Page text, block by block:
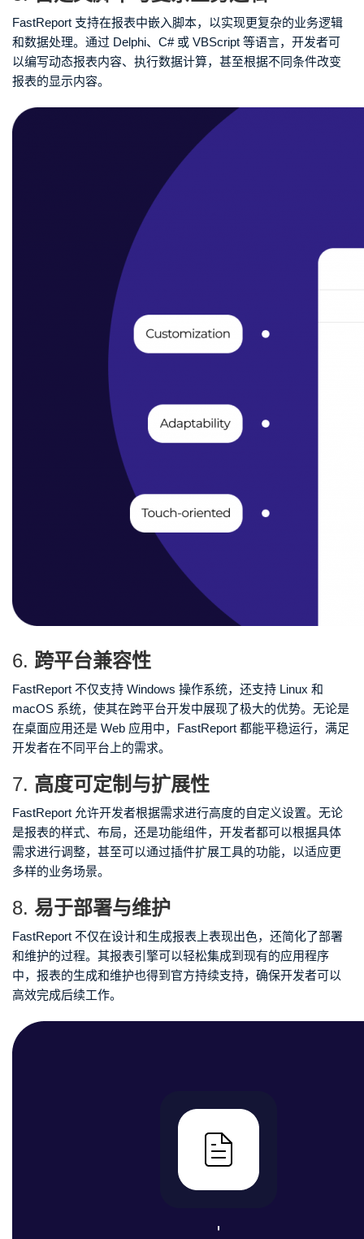
FastReport 支持在报表中嵌入脚本，以实现更复杂的业务逻辑
和数据处理。通过 Delphi、C# 或 VBScript 等语言，开发者可
以编写动态报表内容、执行数据计算，甚至根据不同条件改变
报表的显示内容。
6. 跨平台兼容性
FastReport 不仅支持 Windows 操作系统，还支持 Linux 和
macOS 系统，使其在跨平台开发中展现了极大的优势。无论是
在桌面应用还是 Web 应用中，FastReport 都能平稳运行，满足
开发者在不同平台上的需求。
7. 高度可定制与扩展性
FastReport 允许开发者根据需求进行高度的自定义设置。无论
是报表的样式、布局，还是功能组件，开发者都可以根据具体
需求进行调整，甚至可以通过插件扩展工具的功能，以适应更
多样的业务场景。
8. 易于部署与维护
FastReport 不仅在设计和生成报表上表现出色，还简化了部署
和维护的过程。其报表引擎可以轻松集成到现有的应用程序
中，报表的生成和维护也得到官方持续支持，确保开发者可以
高效完成后续工作。